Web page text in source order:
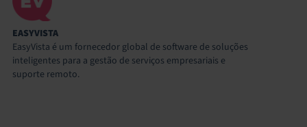
EASYVISTA
EasyVista é um fornecedor global de software de soluções
inteligentes para a gestão de serviços empresariais e
suporte remoto.